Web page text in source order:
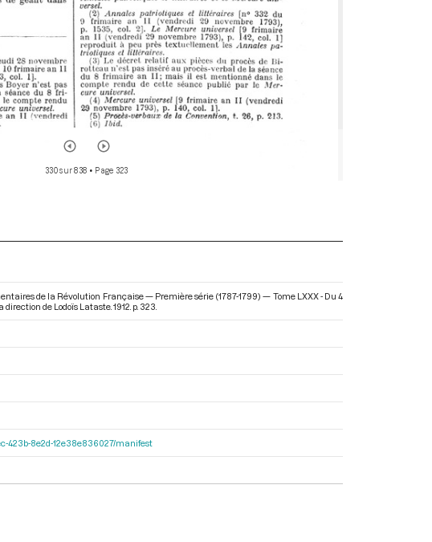
330 sur 838 • Page 323
de la Révolution Française — Première série (1787-1799) — Tome LXXX - Du 4
direction de Lodoïs Lataste. 1912. p. 323.
423b-8e2d-12e38e836027/manifest